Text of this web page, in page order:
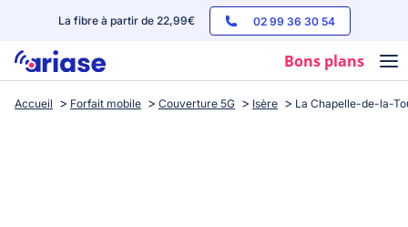
La fibre à partir de 22,99€ 02 99 36 30 54
Bons plans
Box internet
Accueil Forfait mobile Couverture 5G Isère La Chapelle-de-la-